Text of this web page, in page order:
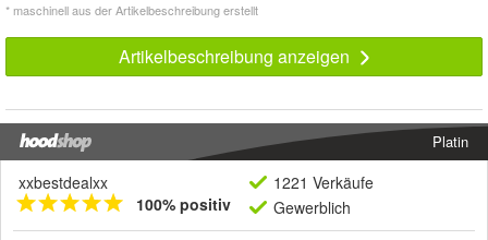
* maschinell aus der Artikelbeschreibung erstellt
Artikelbeschreibung anzeigen
Platin
xxbestdealxx
100% positiv
1221 Verkäufe
Gewerblich